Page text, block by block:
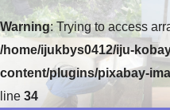
Warning: Trying to access
/home/ijukbys0412/iju-
content/plugins/pixabay-
line 34